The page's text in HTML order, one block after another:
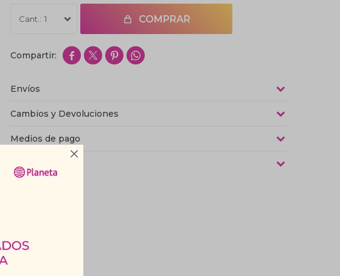

1 COMPRAR
   
Envíos
Cambios y Devoluciones
Medios de pago